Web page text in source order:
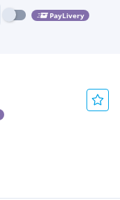
PayLivery